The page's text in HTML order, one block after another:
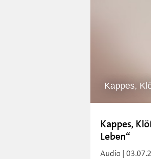
Kappes,
Kappes,
Leben“
Audio |